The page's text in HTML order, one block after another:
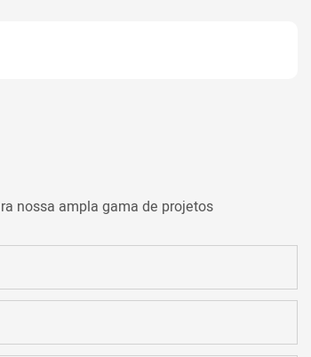
nossa ampla gama de projetos